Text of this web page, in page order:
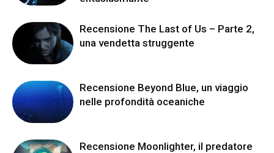
Recensione The Last of Us – Parte 2,
una vendetta struggente
Recensione Beyond Blue, un viaggio
nelle profondità oceaniche
Recensione Moonlighter, il predatore